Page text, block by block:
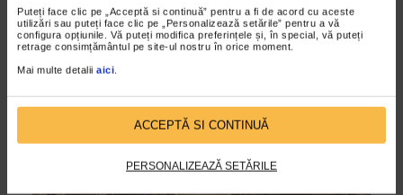
Puteți face clic pe „Acceptă si continuă” pentru a fi de acord cu aceste
utilizări sau puteți face clic pe „Personalizează setările” pentru a vă
configura opțiunile. Vă puteți modifica preferințele și, în special, vă puteți
retrage consimțământul pe site-ul nostru în orice moment.
Mai multe detalii aici.
ACCEPTĂ SI CONTINUĂ
PERSONALIZEAZĂ SETĂRILE
„Ce zile frumoase” de Samuel Beckett
10/11/2014
Miercuri, 12 noiembrie ora 19.00, Teatrul UNTEATRU şi
Palatul Suţu vă invită la spectacolul: „Ce zile frumoase” de
Samuel Beckett, regia Sânziana Stoican, cu Sabrina...